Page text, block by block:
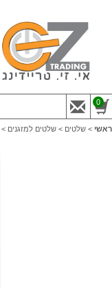
0
ראשי > שלטים > שלטים למזגנים >